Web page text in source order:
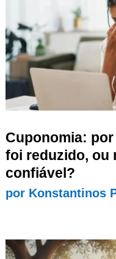
Cuponomia:
foi reduzido, ou
confiável?
por Konstantinos